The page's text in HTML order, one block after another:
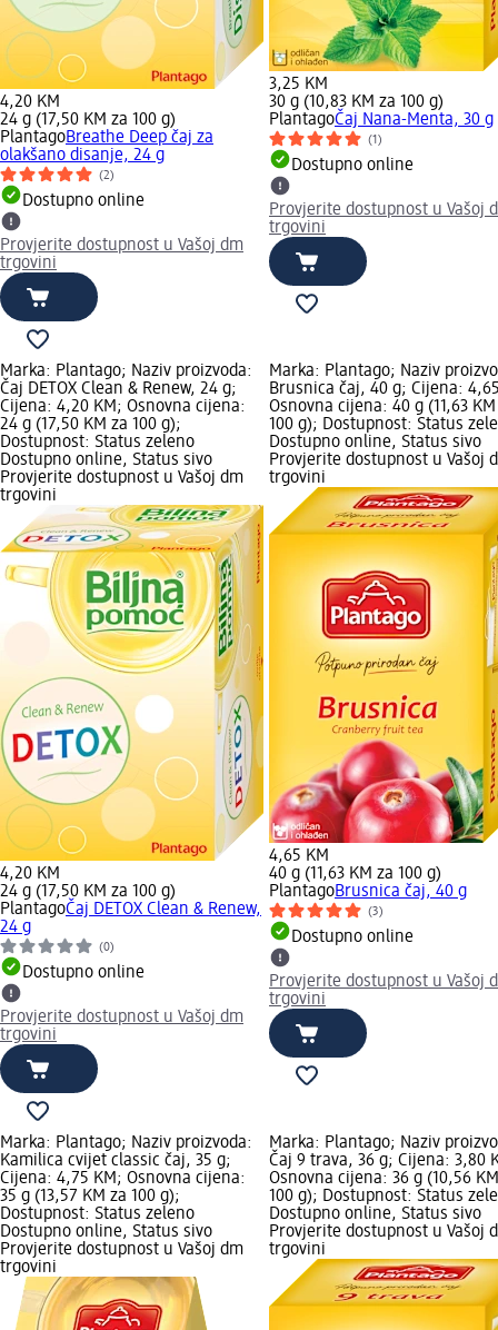
4,20 KM
24 g (17,50 KM za 100 g)
PlantagoBreathe Deep čaj za
olakšano disanje, 24 g
(2)
Dostupno online
Provjerite dostupnost u Vašoj dm
trgovini
3,25 KM
30 g (10,83 KM za 100 g)
PlantagoČaj Nana-Menta, 30 g
(1)
Dostupno online
Provjerite dostupnost u Vašoj
trgovini
Marka: Plantago; Naziv proizvoda:
Čaj DETOX Clean & Renew, 24 g;
Cijena: 4,20 KM; Osnovna cijena:
24 g (17,50 KM za 100 g);
Dostupnost: Status zeleno
Dostupno online, Status sivo
Provjerite dostupnost u Vašoj dm
trgovini
4,20 KM
24 g (17,50 KM za 100 g)
PlantagoČaj DETOX Clean & Renew,
24 g
(0)
Dostupno online
Provjerite dostupnost u Vašoj dm
trgovini
Marka: Plantago; Naziv
Brusnica čaj, 40 g; Cijena:
Osnovna cijena: 40 g (11,63
100 g); Dostupnost: Status
Dostupno online, Status sivo
Provjerite dostupnost u Vašoj
trgovini
4,65 KM
40 g (11,63 KM za 100 g)
PlantagoBrusnica čaj, 40 g
(3)
Dostupno online
Provjerite dostupnost u Vašoj
trgovini
Marka: Plantago; Naziv proizvoda:
Kamilica cvijet classic čaj, 35 g;
Cijena: 4,75 KM; Osnovna cijena:
35 g (13,57 KM za 100 g);
Dostupnost: Status zeleno
Dostupno online, Status sivo
Provjerite dostupnost u Vašoj dm
trgovini
Marka: Plantago; Naziv
Čaj 9 trava, 36 g; Cijena: 3,80
Osnovna cijena: 36 g (10,56
100 g); Dostupnost: Status
Dostupno online, Status sivo
Provjerite dostupnost u Vašoj
trgovini